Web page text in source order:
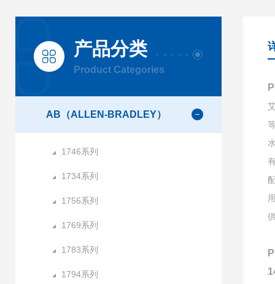
产品分类
Product Categories
AB（ALLEN-BRADLEY）
1746系列
1734系列
1756系列
1769系列
1783系列
1794系列